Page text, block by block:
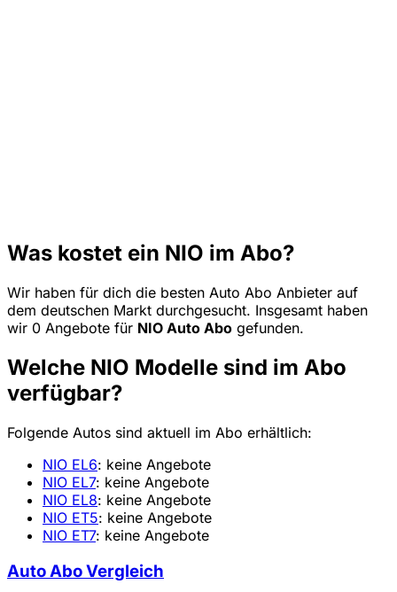
Was kostet ein NIO im Abo?
Wir haben für dich die besten Auto Abo Anbieter auf
dem deutschen Markt durchgesucht. Insgesamt haben
wir 0 Angebote für NIO Auto Abo gefunden.
Welche NIO Modelle sind im Abo
verfügbar?
Folgende Autos sind aktuell im Abo erhältlich:
NIO EL6: keine Angebote
NIO EL7: keine Angebote
NIO EL8: keine Angebote
NIO ET5: keine Angebote
NIO ET7: keine Angebote
Auto Abo Vergleich